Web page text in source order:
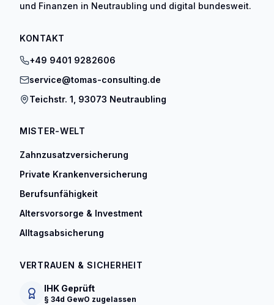
und Finanzen in Neutraubling und digital bundesweit.
KONTAKT
+49 9401 9282606
service@tomas-consulting.de
Teichstr. 1, 93073 Neutraubling
MISTER-WELT
Zahnzusatzversicherung
Private Krankenversicherung
Berufsunfähigkeit
Altersvorsorge & Investment
Alltagsabsicherung
VERTRAUEN & SICHERHEIT
IHK Geprüft
§ 34d GewO zugelassen